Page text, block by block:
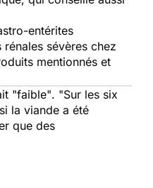
entérites
sévères chez
mentionnés et
"faible". "Sur les six
la viande a été
que des